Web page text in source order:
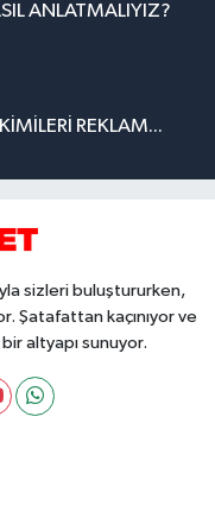
ANLATMALIYIZ?
REKLAM...
sizleri buluştururken,
Şatafattan kaçınıyor ve
altyapı sunuyor.